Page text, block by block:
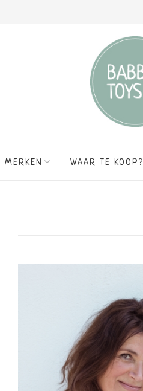
MERKEN WAAR TE KOOP?